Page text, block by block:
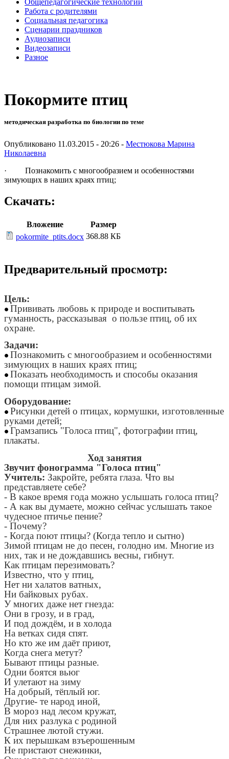
Работа с родителями
Социальная педагогика
Сценарии праздников
Аудиозаписи
Видеозаписи
Разное
Покормите птиц
методическая разработка по биологии по теме
Опубликовано 11.03.2015 - 20:26 - Местюкова Марина
Николаевна
· Познакомить с многообразием и особенностями
зимующих в наших краях птиц;
Скачать:
Вложение
Размер
pokormite_ptits.docx 368.88 КБ
Предварительный просмотр:
Цель:
Прививать любовь к природе и воспитывать
гуманность, рассказывая о пользе птиц, об их
охране.
Задачи:
Познакомить с многообразием и особенностями
зимующих в наших краях птиц;
Показать необходимость и способы оказания
помощи птицам зимой.
Оборудование:
Рисунки детей о птицах, кормушки, изготовленные
руками детей;
Грамзапись "Голоса птиц", фотографии птиц,
плакаты.
Ход занятия
Звучит фонограмма "Голоса птиц"
Учитель: Закройте, ребята глаза. Что вы
представляете себе?
- В какое время года можно услышать голоса птиц?
- А как вы думаете, можно сейчас услышать такое
чудесное птичье пение?
- Почему?
- Когда поют птицы? (Когда тепло и сытно)
Зимой птицам не до песен, голодно им. Многие из
них, так и не дождавшись весны, гибнут.
Как птицам перезимовать?
Известно, что у птиц,
Нет ни халатов ватных,
Ни байковых рубах.
У многих даже нет гнезда:
Они в грозу, и в град,
И под дождём, и в холода
На ветках сидя спят.
Но кто же им даёт приют,
Когда снега метут?
Бывают птицы разные.
Одни боятся вьюг
И улетают на зиму
На добрый, тёплый юг.
Другие- те народ иной,
В мороз над лесом кружат,
Для них разлука с родиной
Страшнее лютой стужи.
К их перышкам взъерошенным
Не пристают снежинки,